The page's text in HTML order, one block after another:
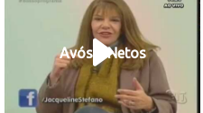
Avós e Netos